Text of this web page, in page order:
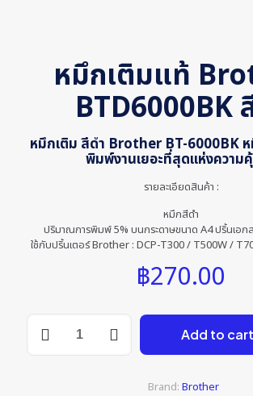
หมึกเติมแท้
BTD6000BK
หมึกเติม สีดำ Brother BT-6000BK
พิมพ์งานเยอะที่สุดแห่งความ
รายละเอียดสินค้า :
หมึกสีดำ
ปริมาณการพิมพ์ 5% บนกระดาษขนาด A4 ปริ้นเอกส
ใช้กับปริ้นเตอร์ Brother : DCP-T300 / T500W /
฿270.00
หมึก
แท้
Add to cart
Brand: Brother